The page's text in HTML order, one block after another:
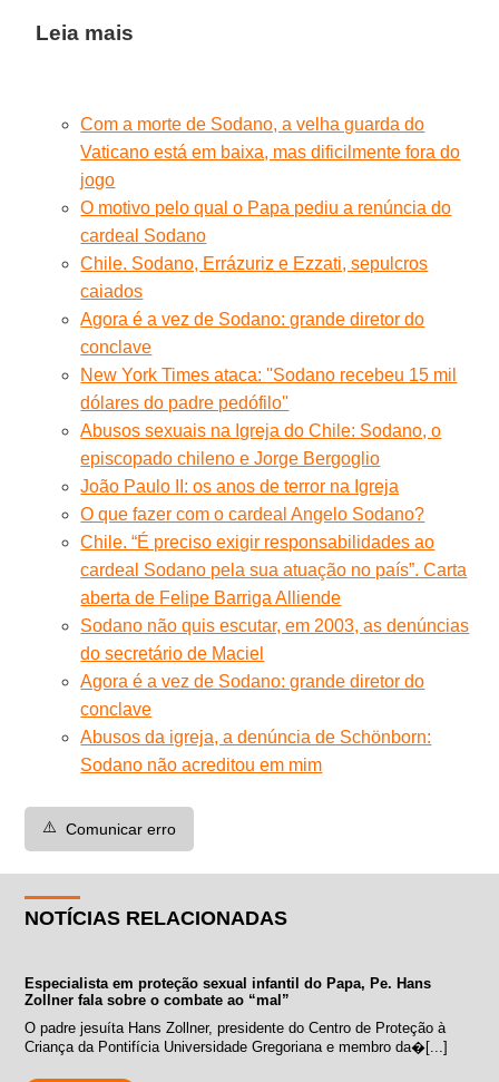
Leia mais
Com a morte de Sodano, a velha guarda do
Vaticano está em baixa, mas dificilmente fora do
jogo
O motivo pelo qual o Papa pediu a renúncia do
cardeal Sodano
Chile. Sodano, Errázuriz e Ezzati, sepulcros
caiados
Agora é a vez de Sodano: grande diretor do
conclave
New York Times ataca: ''Sodano recebeu 15 mil
dólares do padre pedófilo''
Abusos sexuais na Igreja do Chile: Sodano, o
episcopado chileno e Jorge Bergoglio
João Paulo II: os anos de terror na Igreja
O que fazer com o cardeal Angelo Sodano?
Chile. “É preciso exigir responsabilidades ao
cardeal Sodano pela sua atuação no país”. Carta
aberta de Felipe Barriga Alliende
Sodano não quis escutar, em 2003, as denúncias
do secretário de Maciel
Agora é a vez de Sodano: grande diretor do
conclave
Abusos da igreja, a denúncia de Schönborn:
Sodano não acreditou em mim
⚠️ Comunicar erro
NOTÍCIAS RELACIONADAS
Especialista em proteção sexual infantil do Papa, Pe. Hans
Zollner fala sobre o combate ao “mal”
O padre jesuíta Hans Zollner, presidente do Centro de Proteção à
Criança da Pontifícia Universidade Gregoriana e membro da�[...]